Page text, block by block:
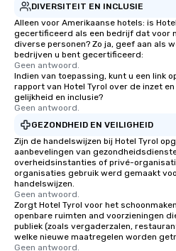
DIVERSITEIT EN INCLUSIE
Alleen voor Amerikaanse hotels: is
gecertificeerd als een bedrijf dat voor
diverse personen? Zo ja, geef aan als
bedrijven u bent gecertificeerd:
Geen antwoord.
Indien van toepassing, kunt u een link
rapport van Hotel Tyrol over de inzet
gelijkheid en inclusie?
Geen antwoord.
GEZONDHEID EN VEILIGHEID
Zijn de handelswijzen bij Hotel Tyrol
aanbevelingen van
overheidsinstanties of privé-
organisaties gebruik werd gemaakt
handelswijzen.
Geen antwoord.
Zorgt Hotel Tyrol voor het
openbare ruimten and voorzieningen
publiek (zoals vergaderzalen,
welke nieuwe maatregelen worden
Geen antwoord.